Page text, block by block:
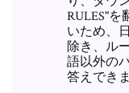
RULES"
いため、
除き、ル
語以外の
答えでき